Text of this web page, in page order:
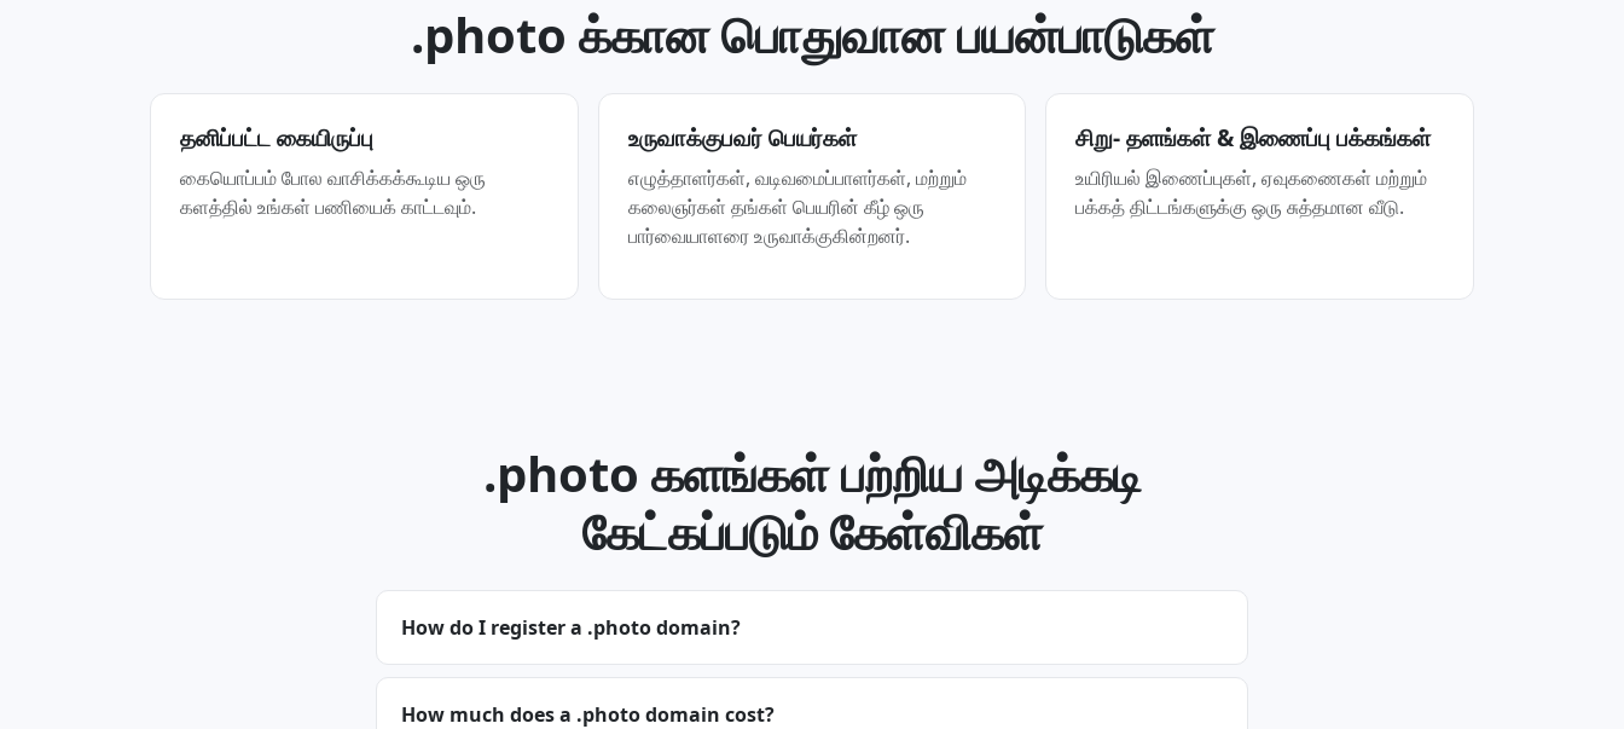
.photo க்கான பொதுவான பயன்பாடுகள்
தனிப்பட்ட கையிருப்பு
கையொப்பம் போல வாசிக்கக்கூடிய ஒரு
களத்தில் உங்கள் பணியைக் காட்டவும்.
உருவாக்குபவர் பெயர்கள்
எழுத்தாளர்கள், வடிவமைப்பாளர்கள், மற்றும்
கலைஞர்கள் தங்கள் பெயரின் கீழ் ஒரு
பார்வையாளரை உருவாக்குகின்றனர்.
சிறு- தளங்கள் & இணைப்பு பக்கங்கள்
உயிரியல் இணைப்புகள், ஏவுகணைகள் மற்றும்
பக்கத் திட்டங்களுக்கு ஒரு சுத்தமான வீடு.
.photo களங்கள் பற்றிய அடிக்கடி
கேட்கப்படும் கேள்விகள்
How do I register a .photo domain?
How much does a .photo domain cost?